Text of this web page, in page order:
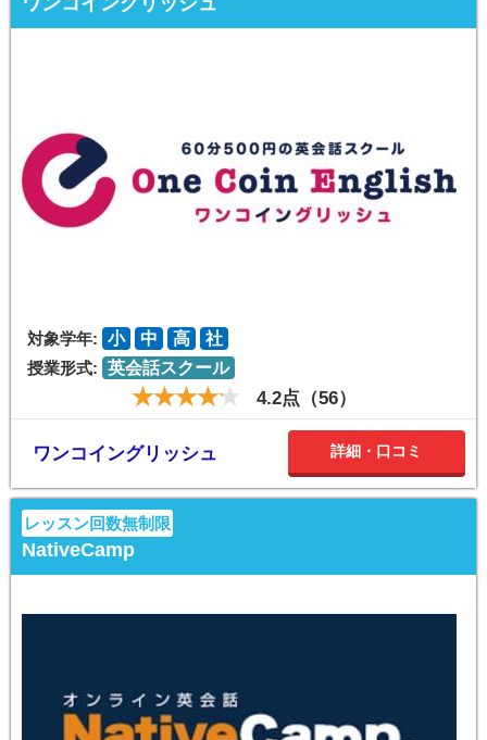
対象学年: 小 中 高
社
授業形式: 英会話スクール
4.2点（56）
ワンコイングリッシュ 詳細・口コミ
レッスン回数無制限
NativeCamp